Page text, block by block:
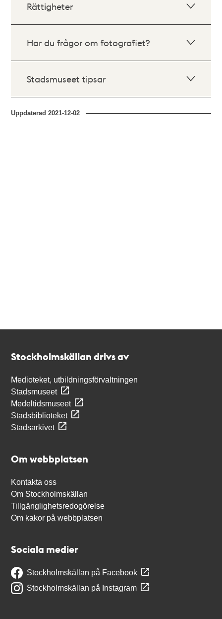
Rättigheter
Har du frågor om fotografiet?
Stadsmuseet tipsar
Uppdaterad2021-12-02
Stockholmskällan drivs av
Medioteket, utbildningsförvaltningen
Stadsmuseet
Medeltidsmuseet
Stadsbiblioteket
Stadsarkivet
Om webbplatsen
Kontakta oss
Om Stockholmskällan
Tillgänglighetsredogörelse
Om kakor på webbplatsen
Sociala medier
Stockholmskällan på Facebook
Stockholmskällan på Instagram